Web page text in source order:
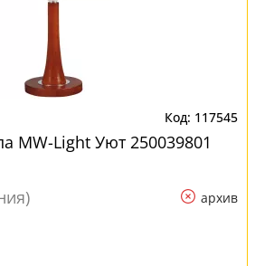
117545
MW-Light Уют 250039801
архив